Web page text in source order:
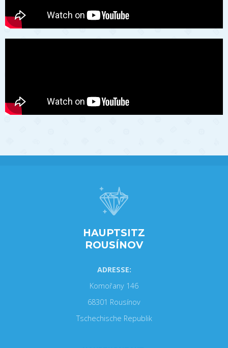
HAUPTSITZ
ROUSÍNOV
ADRESSE:
Komořany 146
68301 Rousínov
Tschechische Republik